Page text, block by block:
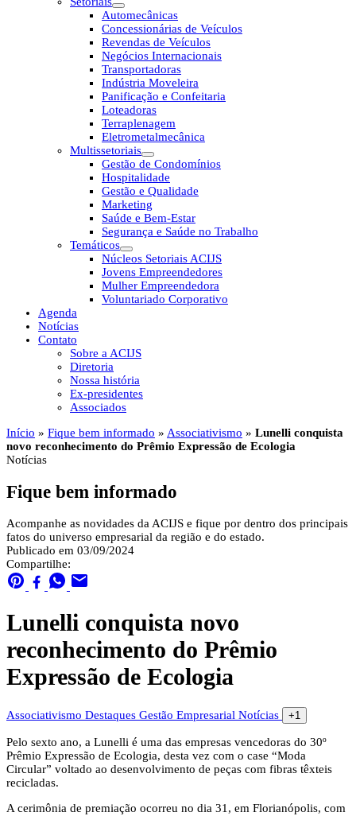
Automecânicas
Concessionárias de Veículos
Revendas de Veículos
Negócios Internacionais
Transportadoras
Indústria Moveleira
Panificação e Confeitaria
Loteadoras
Terraplenagem
Eletrometalmecânica
Multissetoriais
Gestão de Condomínios
Hospitalidade
Gestão e Qualidade
Marketing
Saúde e Bem-Estar
Segurança e Saúde no Trabalho
Temáticos
Núcleos Setoriais ACIJS
Jovens Empreendedores
Mulher Empreendedora
Voluntariado Corporativo
Agenda
Notícias
Contato
Sobre a ACIJS
Diretoria
Nossa história
Ex-presidentes
Associados
Início » Fique bem informado » Associativismo » Lunelli conquista
novo reconhecimento do Prêmio Expressão de Ecologia
Notícias
Fique bem informado
Acompanhe as novidades da ACIJS e fique por dentro dos principais
fatos do universo empresarial da região e do estado.
Publicado em 03/09/2024
Compartilhe:
Lunelli conquista novo
reconhecimento do Prêmio
Expressão de Ecologia
Associativismo Destaques Gestão Empresarial Notícias +1
Pelo sexto ano, a Lunelli é uma das empresas vencedoras do 30º
Prêmio Expressão de Ecologia, desta vez com o case “Moda
Circular” voltado ao desenvolvimento de peças com fibras têxteis
recicladas.
A cerimônia de premiação ocorreu no dia 31, em Florianópolis, com